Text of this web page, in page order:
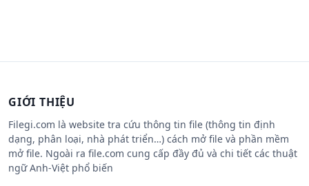
GIỚI THIỆU
Filegi.com là website tra cứu thông tin file (thông tin định
dạng, phân loại, nhà phát triển…) cách mở file và phần mềm
mở file. Ngoài ra file.com cung cấp đầy đủ và chi tiết các thuật
ngữ Anh-Việt phổ biến